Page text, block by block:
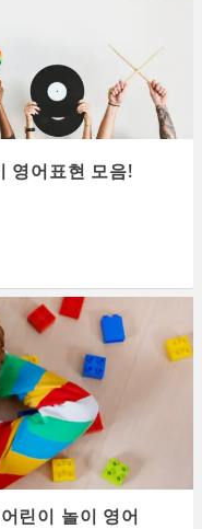
영어표현 모음!
린이 놀이 영어